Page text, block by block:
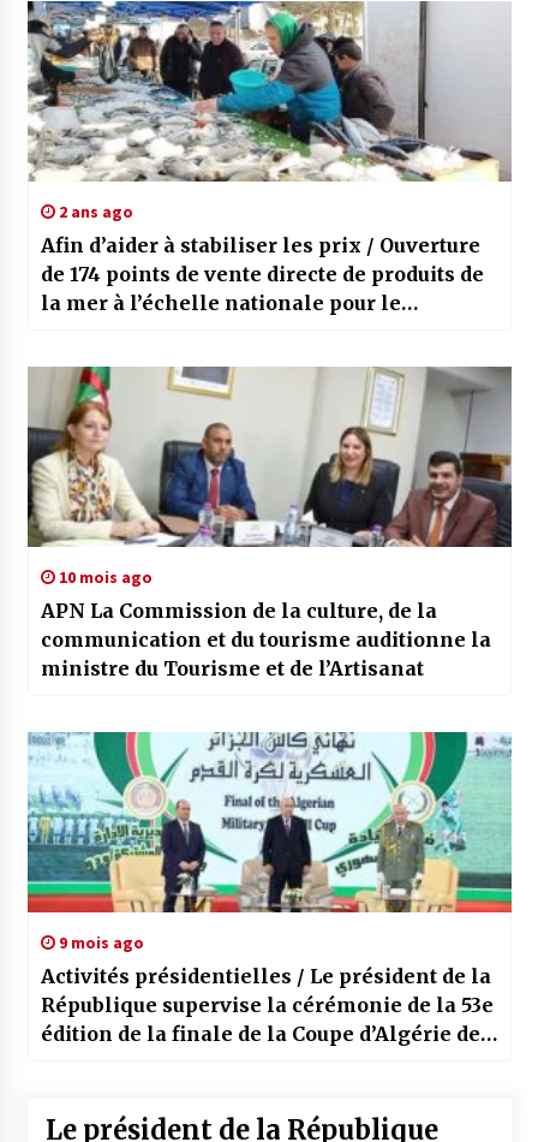
2 ans ago
Afin d’aider à stabiliser les prix / Ouverture
de 174 points de vente directe de produits de
la mer à l’échelle nationale pour le
10 mois ago
APN La Commission de la culture, de la
communication et du tourisme auditionne la
ministre du Tourisme et de l’Artisanat
9 mois ago
Activités présidentielles / Le président de la
République supervise la cérémonie de la 53e
édition de la finale de la Coupe d’Algérie de
Le président de la République